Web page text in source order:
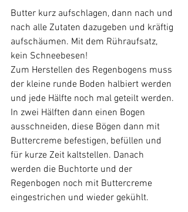
Butter kurz aufschlagen, dann nach und
nach alle Zutaten dazugeben und kräftig
aufschäumen. Mit dem Rühraufsatz,
kein Schneebesen!
Zum Herstellen des Regenbogens muss
der kleine runde Boden halbiert werden
und jede Hälfte noch mal geteilt werden.
In zwei Hälften dann einen Bogen
ausschneiden, diese Bögen dann mit
Buttercreme befestigen, befüllen und
für kurze Zeit kaltstellen. Danach
werden die Buchtorte und der
Regenbogen noch mit Buttercreme
eingestrichen und wieder gekühlt.